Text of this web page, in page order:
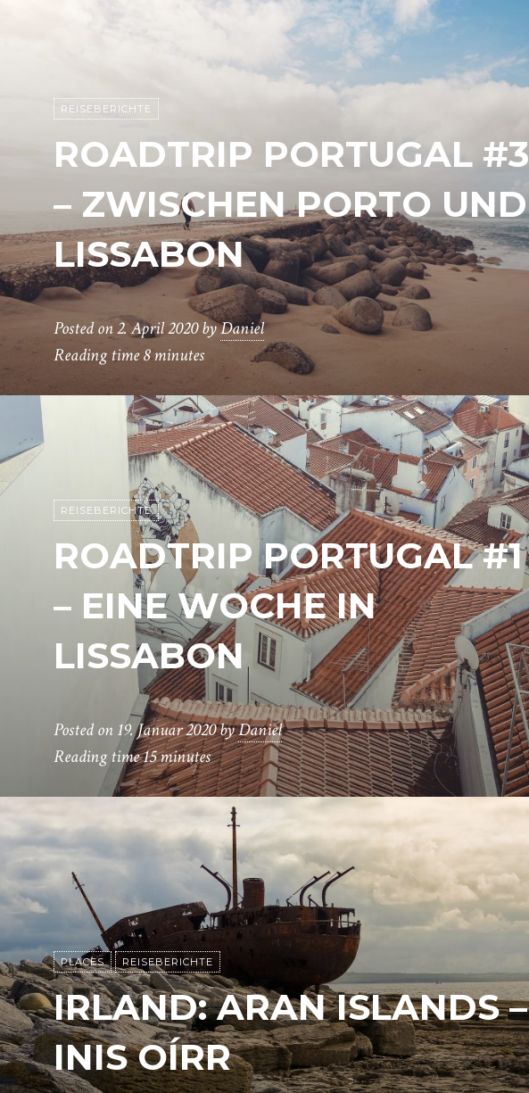
REISEBERICHTE
ROADTRIP PORTUGAL #3
– ZWISCHEN PORTO UND
LISSABON
Posted on2. April 2020byDaniel
Reading time8 minutes
REISEBERICHTE
ROADTRIP PORTUGAL #1
– EINE WOCHE IN
LISSABON
Posted on19. Januar 2020byDaniel
Reading time15 minutes
PLACES REISEBERICHTE
IRLAND: ARAN ISLANDS –
INIS OÍRR